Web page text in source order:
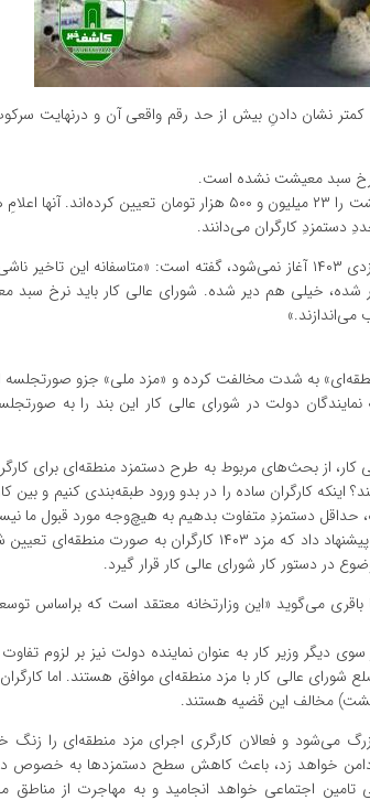
نشان دادنِ بیش از حد رقم واقعی آن و درنهایت
نرخ سبد معیشت نشده است.
روزنامه اعتماد نوشت:فعالان کارگری با مبنا قرار دادنِ تورم اعلام شده‌ آذر ماه، نرخ سبد معیشت را ۲۳ میلیون و ۵۰۰ هزار تومان
دستمزدِ کارگران می‌دانند.
محسن باقری نماینده کارگران در شورای عالی کار در پاسخ به این سوال که چرا مذاکرات مزدی ۱۴۰۳ آغاز نمی‌شود، گفته است: «متاسفانه
شده، خیلی هم دیر شده. شورای عالی کار باید نرخ سبد
به‌ شدت مخالفت کرده و «مزد ملی» جزو صورتجلسه
دولت در شورای عالی کار این بند را به
از بحث‌های مربوط به طرح دستمزد منطقه‌ای برای
کارگران ساده را در بدو ورود طبقه‌بندی کنیم و بین
احسان خاندوزی وزیر اقتصاد در اواسط دی ‌ماه با نگارش نامه به صولت مرتضوی وزیر کار، پیشنهاد داد که مزد ۱۴۰۳ کارگران
در دستور کار شورای عالی کار قرار گیرد.
می‌گوید «این وزارتخانه معتقد است که براساس
دیگر وزیر کار به عنوان نماینده دولت نیز بر لزوم
عالی کار با مزد منطقه‌ای موافق هستند. اما
مخالف این قضیه هستند.
می‌شود و فعالان کارگری اجرای مزد منطقه‌ای را زنگ
دامن خواهد زد، باعث کاهش سطح دستمزدها به خصوص
اجتماعی خواهد انجامید و به مهاجرت از مناطق